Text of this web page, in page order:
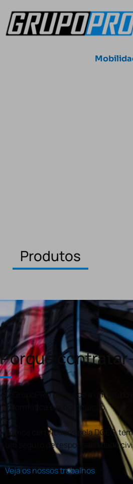
Produtos
Porquê
O GrupoPRO pertence a um
informática e programação.
Somos certificados pela DGEG,
um seguro de responsabilidade
Veja os nossos trabalhos